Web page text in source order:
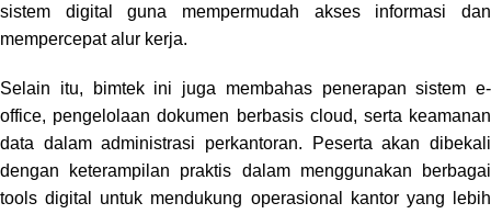
sistem digital guna mempermudah akses informasi dan
mempercepat alur kerja.
Selain itu, bimtek ini juga membahas penerapan sistem e-
office, pengelolaan dokumen berbasis cloud, serta keamanan
data dalam administrasi perkantoran. Peserta akan dibekali
dengan keterampilan praktis dalam menggunakan berbagai
tools digital untuk mendukung operasional kantor yang lebih